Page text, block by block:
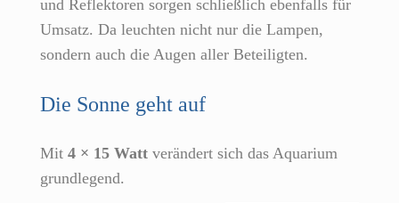
und Reflektoren sorgen schließlich ebenfalls für
Umsatz. Da leuchten nicht nur die Lampen,
sondern auch die Augen aller Beteiligten.
Die Sonne geht auf
Mit 4 × 15 Watt verändert sich das Aquarium
grundlegend.